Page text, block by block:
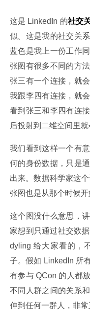
这是 LinkedIn 的社交
似。这是我的社交关
蓝色是我上一份工作
张图有很多不同的方
张三有一个连接，就
我跟李四有连接，就
看到张三和李四有连
后投射到二维空间里就
我们看到这样一个有
何的身份数据，只是
出来。数据科学家这
张图也是从那个时候开
这个图没什么意思，
家想到只通过社交数
dyling 给大家看的，
子。假如 LinkedIn 所
有参与 QCon 的人都
不同人群之间的关系
伸到任何一群人，非常